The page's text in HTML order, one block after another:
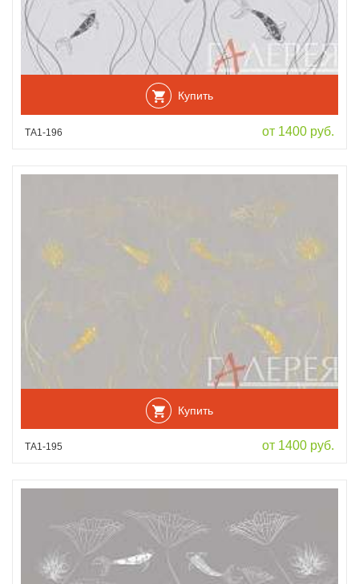
Купить
ТА1-196 от 1400 руб.
Купить
ТА1-195 от 1400 руб.